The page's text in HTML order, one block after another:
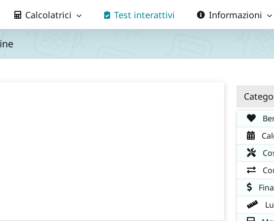
Calcolatrici Test interattivi Informazioni